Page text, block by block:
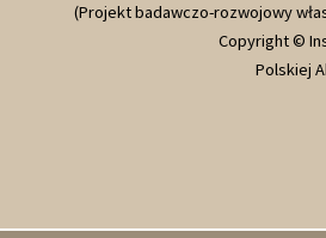
(Projekt badawczo-rozwojowy
Copyright ©
Polskiej